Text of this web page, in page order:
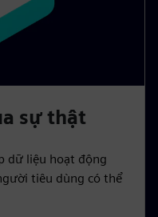
sự thật
dữ liệu hoạt động
tiêu dùng có thể